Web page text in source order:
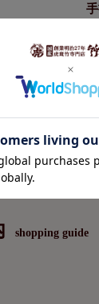
shopping guide